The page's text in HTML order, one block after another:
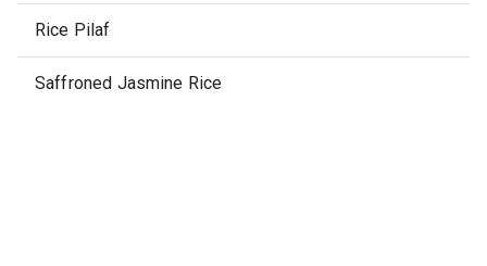
Rice Pilaf
Saffroned Jasmine Rice